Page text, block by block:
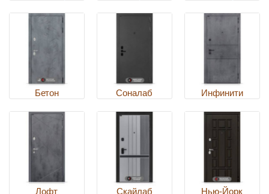
Бетон Соналаб Инфинити
Лофт Скайлаб Нью-Йорк